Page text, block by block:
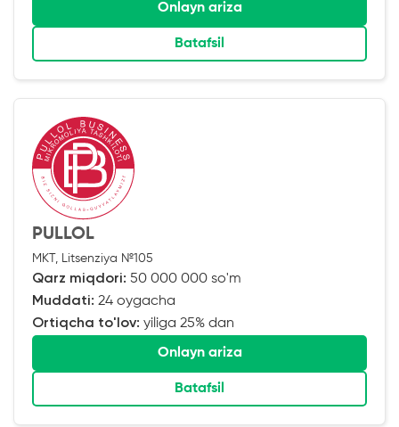
Onlayn ariza
Batafsil
PULLOL
MKT, Litsenziya №105
Qarz miqdori: 50 000 000 so'm
Muddati: 24 oygacha
Ortiqcha to'lov: yiliga 25% dan
Onlayn ariza
Batafsil